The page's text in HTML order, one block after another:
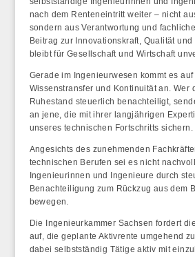
nach dem Renteneintritt weiter – nicht
sondern aus Verantwortung und
Beitrag zur Innovationskraft, Qualität
bleibt für Gesellschaft und Wirtschaft
Gerade im Ingenieurwesen kommt es
Wissenstransfer und Kontinuität an. Wer
Ruhestand steuerlich benachteiligt,
an jene, die mit ihrer langjährigen
unseres technischen Fortschritts sichern.
Angesichts des zunehmenden
technischen Berufen sei es nicht
Ingenieurinnen und Ingenieure durch
Benachteiligung zum Rückzug aus dem
bewegen.
Die Ingenieurkammer Sachsen fordert
auf, die geplante Aktivrente umgehend
dabei selbstständig Tätige aktiv mit